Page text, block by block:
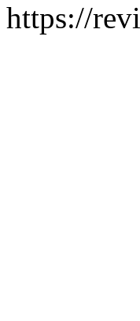
https://